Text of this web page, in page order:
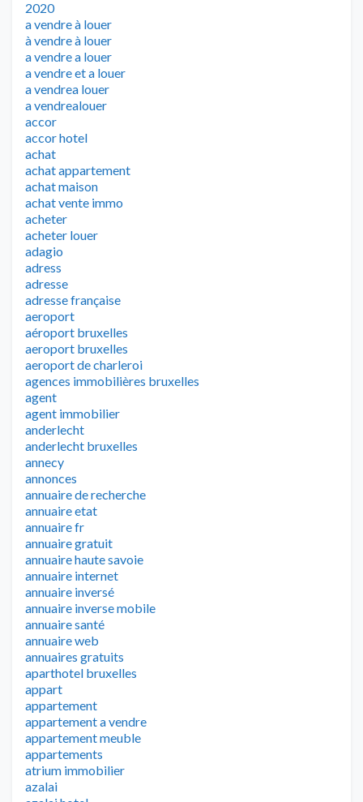
2020
a vendre à louer
à vendre à louer
a vendre a louer
a vendre et a louer
a vendrea louer
a vendrealouer
accor
accor hotel
achat
achat appartement
achat maison
achat vente immo
acheter
acheter louer
adagio
adress
adresse
adresse française
aeroport
aéroport bruxelles
aeroport bruxelles
aeroport de charleroi
agences immobilières bruxelles
agent
agent immobilier
anderlecht
anderlecht bruxelles
annecy
annonces
annuaire de recherche
annuaire etat
annuaire fr
annuaire gratuit
annuaire haute savoie
annuaire internet
annuaire inversé
annuaire inverse mobile
annuaire santé
annuaire web
annuaires gratuits
aparthotel bruxelles
appart
appartement
appartement a vendre
appartement meuble
appartements
atrium immobilier
azalai